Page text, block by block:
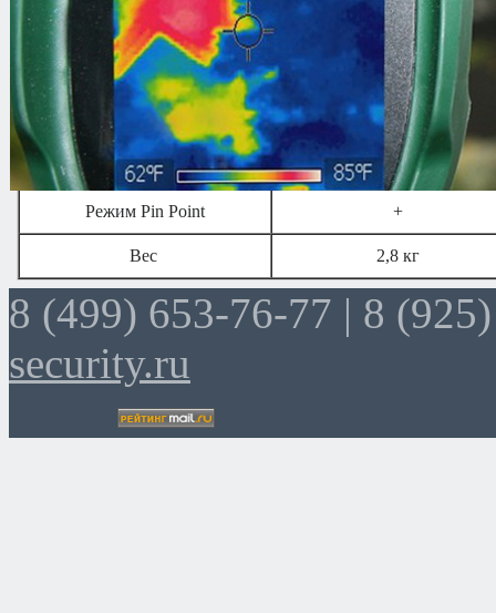
Рабочая частота 81,9 кГц
Предельная чувствительность 6 м
Питание 16 x 1,5 В
Время работы от батарей до 30 часов
Режим Pin Point +
Вес 2,8 кг
8 (499) 653-76-77 | 8
security.ru